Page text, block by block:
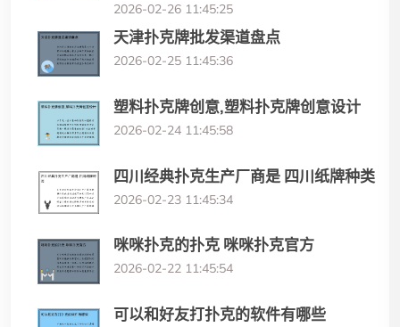
2026-02-26 11:45:25
天津扑克牌批发渠道盘点
2026-02-25 11:45:36
塑料扑克牌创意,塑料扑克牌创意设计
2026-02-24 11:45:58
四川经典扑克生产厂商是 四川纸牌种类
2026-02-23 11:45:34
咪咪扑克的扑克 咪咪扑克官方
2026-02-22 11:45:54
可以和好友打扑克的软件有哪些